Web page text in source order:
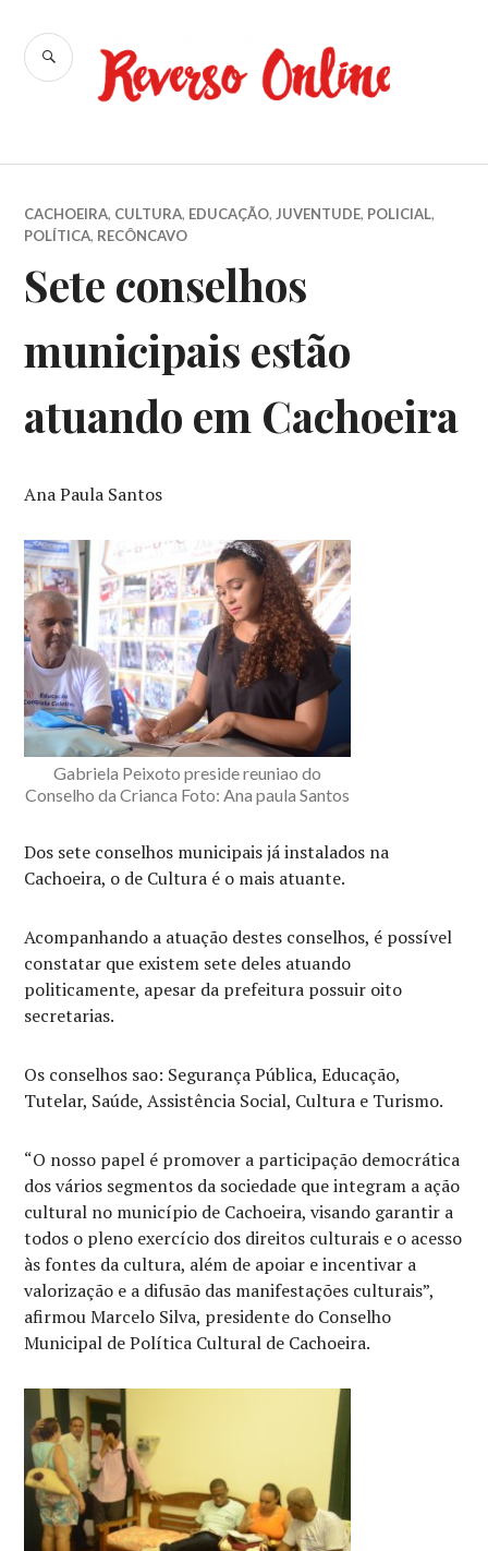
para
conteúdo
Reverso
BUSCA
CACHOEIRA, CULTURA, EDUCAÇÃO, JUVENTUDE, POLICIAL,
POLÍTICA, RECÔNCAVO
Sete conselhos
municipais estão
atuando em Cachoeira
Ana Paula Santos
Gabriela Peixoto preside reuniao do
Conselho da Crianca Foto: Ana paula Santos
Dos sete conselhos municipais já instalados na
Cachoeira, o de Cultura é o mais atuante.
Acompanhando a atuação destes conselhos, é possível
constatar que existem sete deles atuando
politicamente, apesar da prefeitura possuir oito
secretarias.
Os conselhos sao: Segurança Pública, Educação,
Tutelar, Saúde, Assistência Social, Cultura e Turismo.
“O nosso papel é promover a participação democrática
dos vários segmentos da sociedade que integram a ação
cultural no município de Cachoeira, visando garantir a
todos o pleno exercício dos direitos culturais e o acesso
às fontes da cultura, além de apoiar e incentivar a
valorização e a difusão das manifestações culturais”,
afirmou Marcelo Silva, presidente do Conselho
Municipal de Política Cultural de Cachoeira.